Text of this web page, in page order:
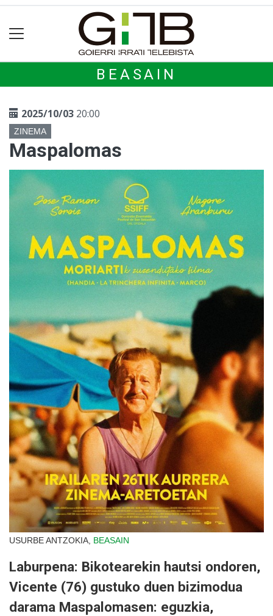
BEASAIN
2025/10/03 20:00
ZINEMA
Maspalomas
USURBE ANTZOKIA, BEASAIN
Laburpena: Bikotearekin hautsi ondoren,
Vicente (76) gustuko duen bizimodua
darama Maspalomasen: eguzkia,